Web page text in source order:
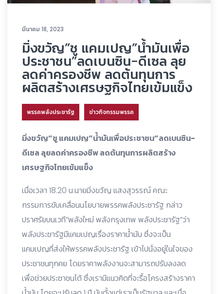
มีนาคม 18, 2023
มิ่งขวัญ”ชู แคมเปญ”น้ำมันเพื่อ
ประชาชน”ลดเบนซิน-ดีเซล ลุย
ลดค่าครองชีพ ลดต้นทุนการ
ผลิตสร้างเศรษฐกิจไทยเข้มแข็ง
พรรคพลังประชารัฐ ข่าวกิจกรรมพรรค
มิ่งขวัญ”ชู แคมเปญ”น้ำมันเพื่อประชาชน”ลดเบนซิน-
ดีเซล ลุยลดค่าครองชีพ ลดต้นทุนการผลิตสร้าง
เศรษฐกิจไทยเข้มแข็ง
เมื่อเวลา 18.20 น.นายมิ่งขวัญ แสงสุวรรณ์ คณะ
กรรมการขับเคลื่อนนโยบายพรรคพลังประชารัฐ กล่าว
ปราศรัยบนเวที”พลังใหม่ พลังกรุงเทพ พลังประชารัฐ”ว่า
พลังประชารัฐมีแคมเปญเรื่องราคาน้ำมัน ซึ่งจะเป็น
แคมเปญที่ส่งให้พรรคพลังประชารัฐ เข้าไปนั่งอยู่ในใจของ
ประชาชนทุกคย โดยราคาพลังงานจะสามารถปรับลงลด
เพื่อช่วยประชาชนได้ ซึ่งเรามีแนวคิดที่จะรื้อโครงสร้างราคา